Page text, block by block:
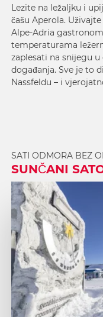
Lezite na ležaljku i
čašu Aperola.
Alpe-Adria
temperaturama
zaplesati na snijegu
događanja. Sve je to
Nassfeldu – i
SATI ODMORA BEZ
SUNČANI